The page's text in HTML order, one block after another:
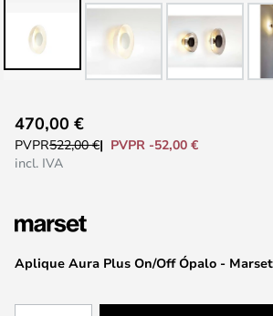
al
comienzo
galería
imágenes
Aplique Aura Plus On/Off Ópalo - Marset
470,00 €
PVPR522,00 €
PVPR -52,00 €
incl. IVA